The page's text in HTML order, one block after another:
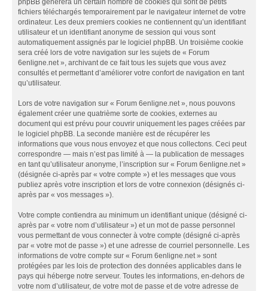
phpBB génèrera un certain nombre de cookies qui sont de petits
fichiers téléchargés temporairement par le navigateur internet de votre
ordinateur. Les deux premiers cookies ne contiennent qu’un identifiant
utilisateur et un identifiant anonyme de session qui vous sont
automatiquement assignés par le logiciel phpBB. Un troisième cookie
sera créé lors de votre navigation sur les sujets de « Forum
6enligne.net », archivant de ce fait tous les sujets que vous avez
consultés et permettant d’améliorer votre confort de navigation en tant
qu’utilisateur.
Lors de votre navigation sur « Forum 6enligne.net », nous pouvons
également créer une quatrième sorte de cookies, externes au
document qui est prévu pour couvrir uniquement les pages créées par
le logiciel phpBB. La seconde manière est de récupérer les
informations que vous nous envoyez et que nous collectons. Ceci peut
correspondre — mais n’est pas limité à — la publication de messages
en tant qu’utilisateur anonyme, l’inscription sur « Forum 6enligne.net »
(désignée ci-après par « votre compte ») et les messages que vous
publiez après votre inscription et lors de votre connexion (désignés ci-
après par « vos messages »).
Votre compte contiendra au minimum un identifiant unique (désigné ci-
après par « votre nom d’utilisateur ») et un mot de passe personnel
vous permettant de vous connecter à votre compte (désigné ci-après
par « votre mot de passe ») et une adresse de courriel personnelle. Les
informations de votre compte sur « Forum 6enligne.net » sont
protégées par les lois de protection des données applicables dans le
pays qui héberge notre serveur. Toutes les informations, en-dehors de
votre nom d’utilisateur, de votre mot de passe et de votre adresse de